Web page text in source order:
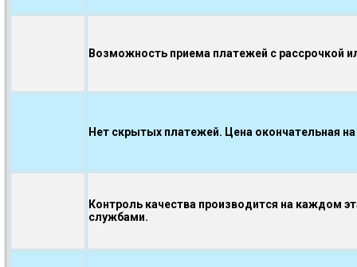
Возможность приема платежей с рассрочкой
Нет скрытых платежей. Цена окончательная
Контроль качества производится на каждом
службами.